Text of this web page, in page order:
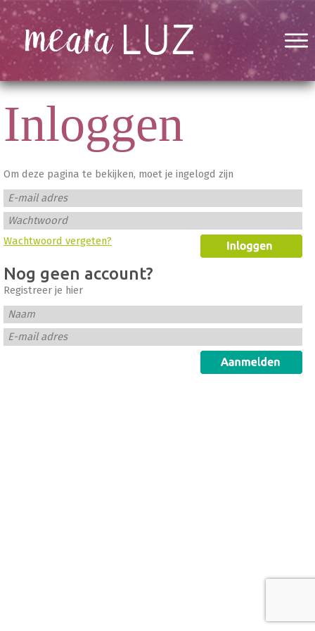
Inloggen
Om deze pagina te bekijken, moet je ingelogd zijn
E-mail adres
Wachtwoord
Wachtwoord vergeten?
Nog geen account?
Registreer je hier
Naam
E-mail adres